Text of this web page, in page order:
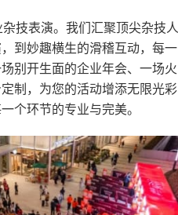
技表演。我们汇聚顶尖杂技人
到妙趣横生的滑稽互动，每一
别开生面的企业年会、一场火
制，为您的活动增添无限光彩
个环节的专业与完美。